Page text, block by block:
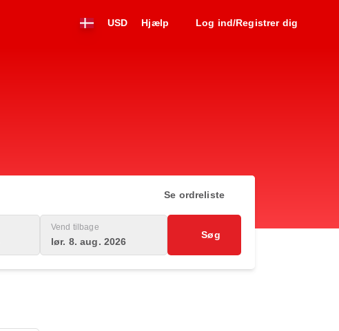
USD Hjælp Log ind/Registrer dig
Se ordreliste
Vend tilbage
lør. 8. aug. 2026
Søg